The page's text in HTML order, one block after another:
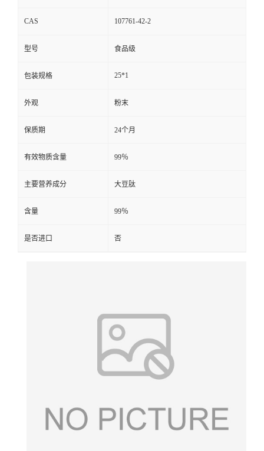
CAS 107761-42-2
型号 食品级
包装规格 25*1
外观 粉末
保质期 24个月
有效物质含量 99％
主要营养成分 大豆肽
含量 99％
是否进口 否